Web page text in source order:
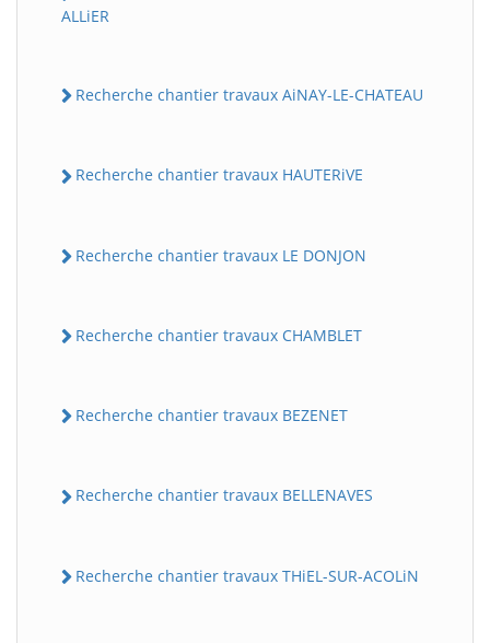
ALLiER
Recherche chantier travaux AiNAY-LE-CHATEAU
Recherche chantier travaux HAUTERiVE
Recherche chantier travaux LE DONJON
Recherche chantier travaux CHAMBLET
Recherche chantier travaux BEZENET
Recherche chantier travaux BELLENAVES
Recherche chantier travaux THiEL-SUR-ACOLiN